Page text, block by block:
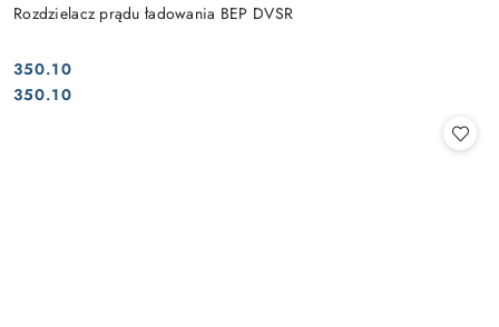
Rozdzielacz prądu ładowania BEP DVSR
Cena:
350.10
Cena:
350.10